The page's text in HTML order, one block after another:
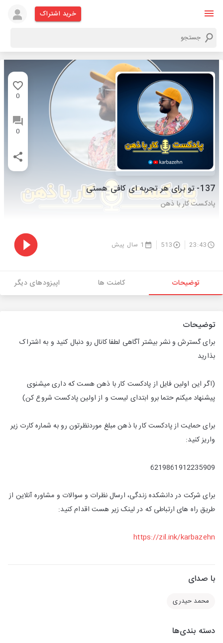
خرید اشتراک
0
0
137- تو برای هر تجربه ای کافی هستی
پادکست کار با ذهن
23:43
513 1 سال پیش
توضیحات کامنت ها اپیزودهای دیگر
توضیحات
برای گسترش و نشر بیشتر آگاهی لطفا کانال رو دنبال کنید و به اشتراک
بذارید
(اگر این اولین فایل از پادکست کار با ذهن هست که داری میشنوی
پیشنهاد میکنم حتما برو ابتدای لیست و از اولین پادکست شروع کن)
برای حمایت از پادکست کار با ذهن مبلغ موردنظرتون رو به شماره کارت زیر
واریز کنید:
6219861912235909
برای شرکت در دانشکده زندگی، ارسال نظرات و سوالات و مشاوره آنلاین از
طریق راه های ارتباطی که در لینک زیر هست اقدام کنید:
https://zil.ink/karbazehn
با صدای
محمد حیدری
دسته بندی‌ها